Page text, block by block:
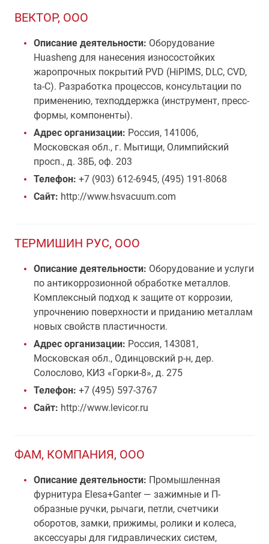
ВЕКТОР, ООО
Описание деятельности: Оборудование
Huasheng для нанесения износостойких
жаропрочных покрытий PVD (HiPIMS, DLC, CVD,
ta-C). Разработка процессов, консультации по
применению, техподдержка (инструмент, пресс-
формы, компоненты).
Адрес организации: Россия, 141006,
Московская обл., г. Мытищи, Олимпийский
просп., д. 38Б, оф. 203
Телефон: +7 (903) 612-6945, (495) 191-8068
Сайт: http://www.hsvacuum.com
ТЕРМИШИН РУС, ООО
Описание деятельности: Оборудование и услуги
по антикоррозионной обработке металлов.
Комплексный подход к защите от коррозии,
упрочнению поверхности и приданию металлам
новых свойств пластичности.
Адрес организации: Россия, 143081,
Московская обл., Одинцовский р-н, дер.
Солослово, КИЗ «Горки-8», д. 275
Телефон: +7 (495) 597-3767
Сайт: http://www.levicor.ru
ФАМ, КОМПАНИЯ, ООО
Описание деятельности: Промышленная
фурнитура Elesa+Ganter — зажимные и П-
образные ручки, рычаги, петли, счетчики
оборотов, замки, прижимы, ролики и колеса,
аксессуары для гидравлических систем,